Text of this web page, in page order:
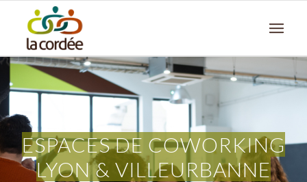
ESPACES DE COWORKING
LYON & VILLEURBANNE